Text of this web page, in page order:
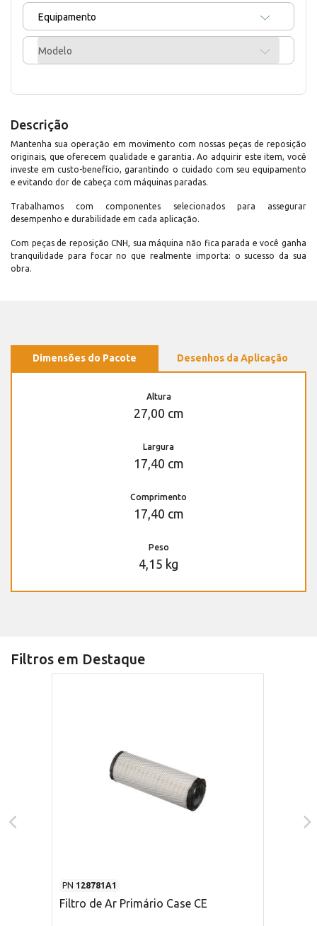
Equipamento
Modelo
Descrição
Mantenha sua operação em movimento com nossas peças de reposição
originais, que oferecem qualidade e garantia. Ao adquirir este item, você
investe em custo-benefício, garantindo o cuidado com seu equipamento
e evitando dor de cabeça com máquinas paradas.
Trabalhamos com componentes selecionados para assegurar
desempenho e durabilidade em cada aplicação.
Com peças de reposição CNH, sua máquina não fica parada e você ganha
tranquilidade para focar no que realmente importa: o sucesso da sua
obra.
Dimensões do Pacote Desenhos da Aplicação
Altura
27,00 cm
Largura
17,40 cm
Comprimento
17,40 cm
Peso
4,15 kg
Filtros em Destaque
PN 128781A1
Filtro de Ar Primário Case CE